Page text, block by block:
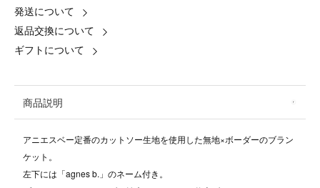
発送について
返品交換について
ギフトについて
商品説明
アニエスベー定番のカットソー生地を使用した無地×ボーダーのブラン
ケット。
左下には「agnes b.」のネーム付き。